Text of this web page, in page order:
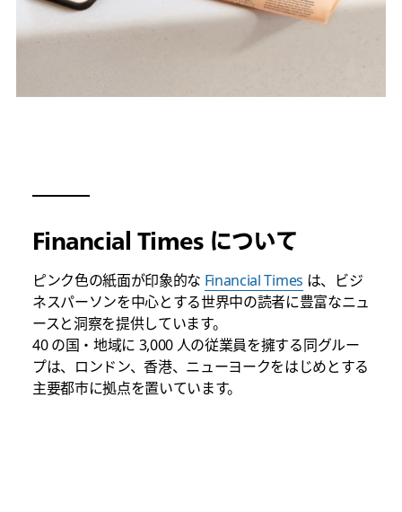
Financial Times について
ピンク色の紙面が印象的な Financial Times は、ビジ
ネスパーソンを中心とする世界中の読者に豊富なニュ
ースと洞察を提供しています。
40 の国・地域に 3,000 人の従業員を擁する同グルー
プは、ロンドン、香港、ニューヨークをはじめとする
主要都市に拠点を置いています。